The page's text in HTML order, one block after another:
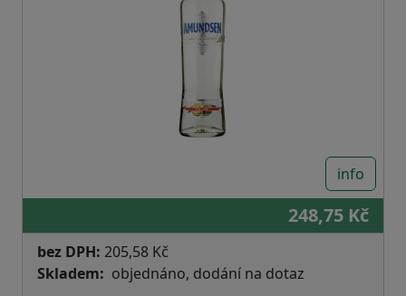
info
248,75 Kč
bez DPH: 205,58 Kč
Skladem
objednáno, dodání na dotaz